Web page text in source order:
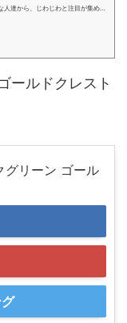
達から、じわじわと注目が集めて
ールドクレスト
グリーン ゴール